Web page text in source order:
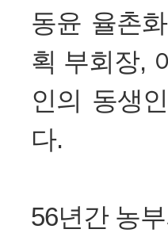
동윤 율촌
획 부회장,
인의 동생
다.
56년간 농